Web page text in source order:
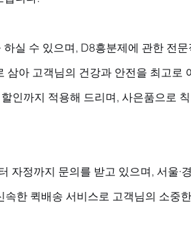
실 수 있으며, D8흥분제에 관한 전
아 고객님의 건강과 안전을 최고로
인까지 적용해 드리며, 사은품으로
자정까지 문의를 받고 있으며, 서울·
한 퀵배송 서비스로 고객님의 소중